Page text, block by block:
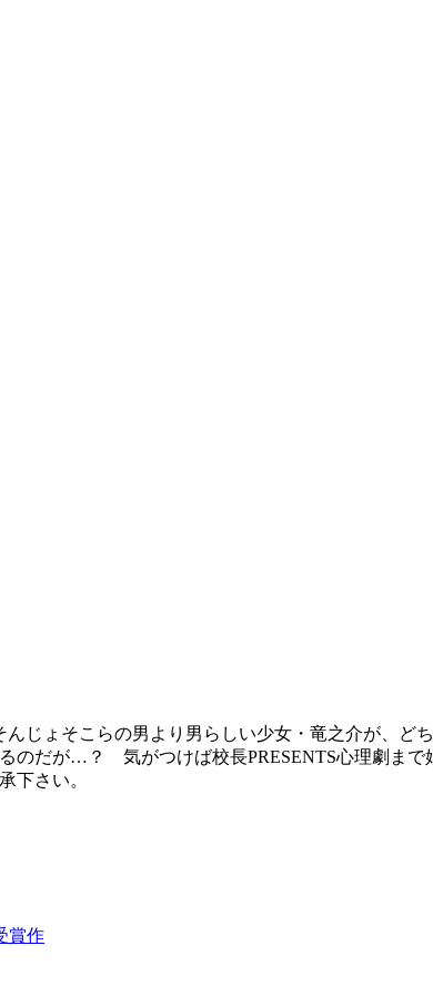
じょそこらの男より男らしい少女・竜之介が、
のだが…？ 気がつけば校長PRESENTS心理劇まで
下さい。
賞作